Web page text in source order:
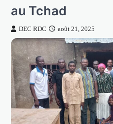
au Tchad
DEC RDC août 21, 2025